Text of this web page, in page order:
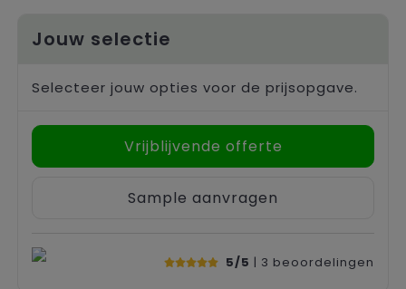
Jouw selectie
Selecteer jouw opties voor de prijsopgave.
Vrijblijvende offerte
Sample aanvragen
5/5 | 3 beoordelingen